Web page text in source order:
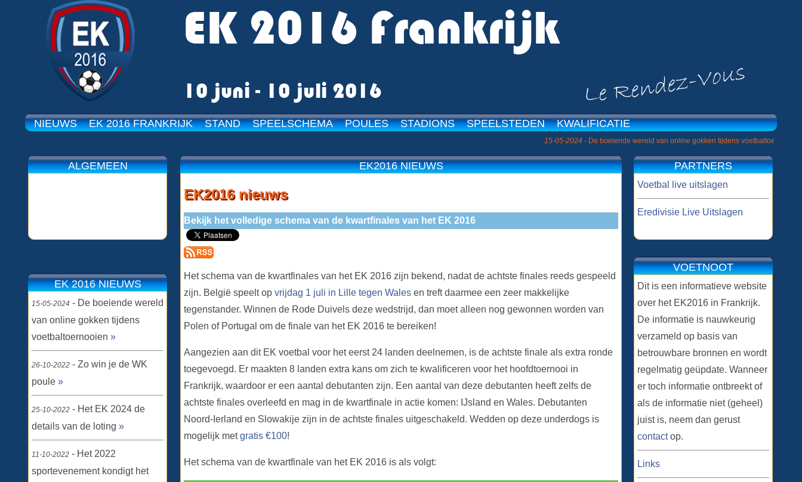
EK2016 NIEUWS
EK2016 nieuws
Bekijk het volledige schema van de kwartfinales van het EK 2016
Het schema van de kwartfinales van het EK 2016 zijn bekend, nadat de achtste finales reeds gespeeld
zijn. België speelt op vrijdag 1 juli in Lille tegen Wales en treft daarmee een zeer makkelijke
tegenstander. Winnen de Rode Duivels deze wedstrijd, dan moet alleen nog gewonnen worden van
Polen of Portugal om de finale van het EK 2016 te bereiken!
Aangezien aan dit EK voetbal voor het eerst 24 landen deelnemen, is de achtste finale als extra ronde
toegevoegd. Er maakten 8 landen extra kans om zich te kwalificeren voor het hoofdtoernooi in
Frankrijk, waardoor er een aantal debutanten zijn. Een aantal van deze debutanten heeft zelfs de
achtste finales overleefd en mag in de kwartfinale in actie komen: IJsland en Wales. Debutanten
Noord-Ierland en Slowakije zijn in de achtste finales uitgeschakeld. Wedden op deze underdogs is
mogelijk metgratis €100!
Het schema van de kwartfinale van het EK 2016 is als volgt:
ALGEMEEN
EK 2016 NIEUWS
15-05-2024 - De boeiende wereld
van online gokken tijdens
voetbaltoernooien »
26-10-2022 - Zo win je de WK
poule »
25-10-2022 - Het EK 2024 de
details van de loting »
11-10-2022 - Het 2022
sportevenement kondigt het
PARTNERS
Voetbal live uitslagen
Eredivisie Live Uitslagen
VOETNOOT
Dit is een informatieve website
over het EK2016 in Frankrijk.
De informatie is nauwkeurig
verzameld op basis van
betrouwbare bronnen en wordt
regelmatig geüpdate. Wanneer
er toch informatie ontbreekt of
als de informatie niet (geheel)
juist is, neem dan gerust
contactop.
Links
NIEUWS EK 2016 FRANKRIJK STAND SPEELSCHEMA POULES STADIONS SPEELSTEDEN KWALIFICATIE
15-05-2024- De boeiende wereld van online gokken tijdens voetbaltoernooien »